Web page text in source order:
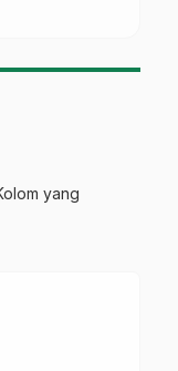
yang